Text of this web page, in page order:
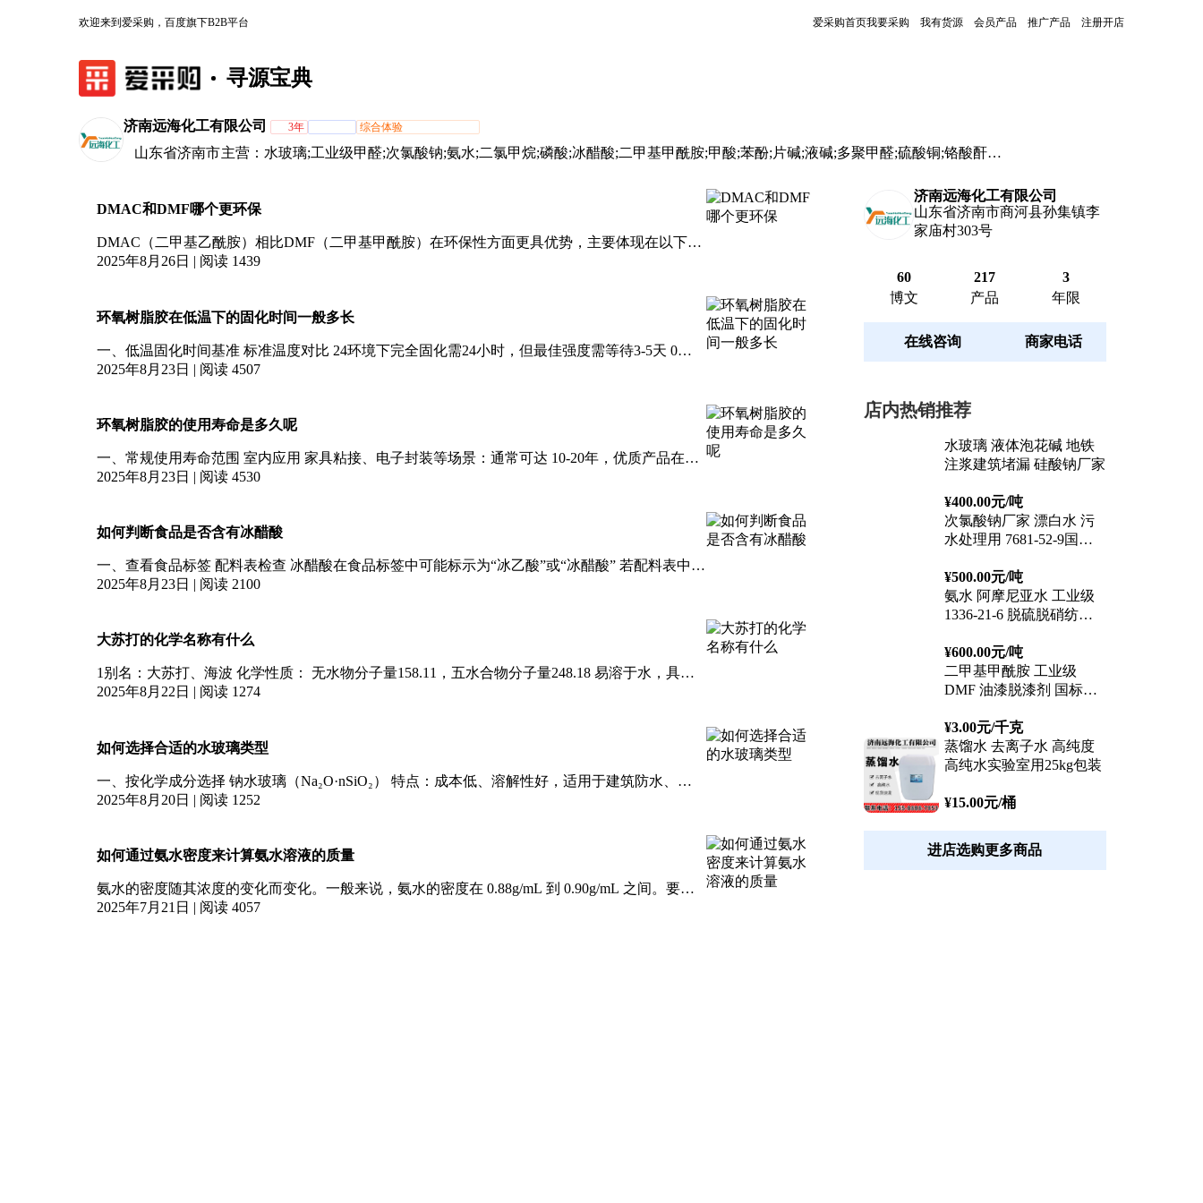
欢迎来到爱采购，百度旗下B2B平台 爱采购首页我要采购 我有货源 会员产品 推广产品 注册开店
寻源宝典
济南远海化工有限公司 3年 综合体验
山东省济南市主营：水玻璃;工业级甲醛;次氯酸钠;氨水;二氯甲烷;磷酸;冰醋酸;二甲基甲酰胺;甲酸;苯酚;片碱;液碱;多聚甲醛;硫酸铜;铬酸酐;
过碳酸钠;蒸馏水;软水盐;草酸;漂白粉;速溶硅酸钠;碳酸二甲酯;三氯乙烯;EDTA二钠;大苏打
DMAC和DMF哪个更环保
DMAC（二甲基乙酰胺）相比DMF（二甲基甲酰胺）在环保性方面更具优势，主要体现在以下方
面： 1. ‌毒性差异‌ ‌DMF‌被国际癌症研究机构列为2A类致癌物，对肝脏、肾脏等器官有显著损害风
2025年8月26日 | 阅读 1439
环氧树脂胶在低温下的固化时间一般多长
一、低温固化时间基准 ‌标准温度对比‌ 24环境下完全固化需24小时，但最佳强度需等待3-5天‌ 0时
固化时间延长至48-72小时，-10以下可能需5-7天‌ ‌快固型解决方案‌ 特殊配方（如酸酐类固化剂）
2025年8月23日 | 阅读 4507
环氧树脂胶的使用寿命是多久呢
一、常规使用寿命范围 ‌室内应用‌ 家具粘接、电子封装等场景：通常可达 ‌10-20年‌，优质产品在保
养得当情况下可延长至 ‌30年‌‌ 灌封胶（用于电子元件）：一般为 ‌5-10年‌，具体取决于固化环境和
2025年8月23日 | 阅读 4530
如何判断食品是否含有冰醋酸
一、查看食品标签 ‌配料表检查‌ 冰醋酸在食品标签中可能标示为“冰乙酸”或“冰醋酸”‌ 若配料表中明
确标注这两种名称之一，则说明含有该成分。 ‌产品类别与标准号‌ 酿造醋的标签通常标注“酿造食
2025年8月23日 | 阅读 2100
大苏打的化学名称有什么
1‌别名‌：大苏打、海波‌ 化学性质‌： 无水物分子量158.11，五水合物分子量248.18‌ 易溶于水，具有
还原性，在酸性溶液中易分解‌ 如需进一步区分其他含“苏打”名称的化合物： 小苏打：碳酸氢钠
2025年8月22日 | 阅读 1274
如何选择合适的水玻璃类型
一、‌按化学成分选择‌ ‌钠水玻璃（Na₂O·nSiO₂）‌ ‌特点‌：成本低、溶解性好，适用于建筑防水、土
壤固化等常规场景‌ 1 2。 ‌典型应用‌：混凝土添加剂、陶瓷粘结剂、防火涂料‌ 3。 ‌钾水玻璃
2025年8月20日 | 阅读 1252
如何通过氨水密度来计算氨水溶液的质量
氨水的密度随其浓度的变化而变化。一般来说，氨水的密度在 0.88g/mL 到 0.90g/mL 之间。要通
过氨水密度来计算氨水溶液的质量，需要知道氨水的体积。 假设氨水的体积为 V mL，密度为 ρ
2025年7月21日 | 阅读 4057
济南远海化工有限公司
山东省济南市商河县孙集镇李
家庙村303号
60
博文
217
产品
3
年限
在线咨询 商家电话
店内热销推荐
水玻璃 液体泡花碱 地铁
注浆建筑堵漏 硅酸钠厂家
¥400.00元/吨
次氯酸钠厂家 漂白水 污
水处理用 7681-52-9国标
¥500.00元/吨
氨水 阿摩尼亚水 工业级
1336-21-6 脱硫脱硝纺织
¥600.00元/吨
二甲基甲酰胺 工业级
DMF 油漆脱漆剂 国标含
¥3.00元/千克
蒸馏水 去离子水 高纯度
高纯水实验室用25kg包装
¥15.00元/桶
进店选购更多商品